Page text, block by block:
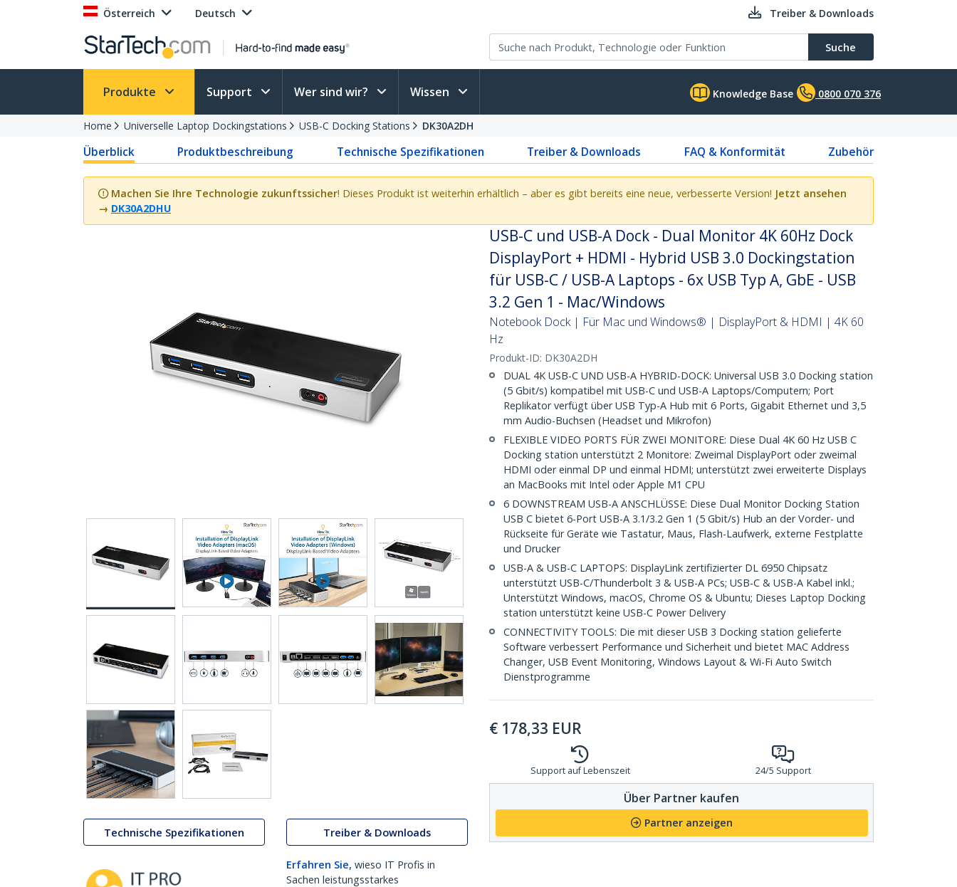
Österreich Deutsch Treiber & Downloads
Suche
Produkte Support Wer sind wir? Wissen Knowledge Base 0800 070 376
Home Universelle Laptop Dockingstations USB-C Docking Stations DK30A2DH
Überblick Produktbeschreibung Technische Spezifikationen Treiber & Downloads FAQ & Konformität Zubehör
Machen Sie Ihre Technologie zukunftssicher! Dieses Produkt ist weiterhin erhältlich – aber es gibt bereits eine neue, verbesserte Version! Jetzt ansehen
→ DK30A2DHU
Technische Spezifikationen Treiber & Downloads
Erfahren Sie, wieso IT Profis in
Sachen leistungsstarkes
USB-C und USB-A Dock - Dual Monitor 4K 60Hz Dock
DisplayPort + HDMI - Hybrid USB 3.0 Dockingstation
für USB-C / USB-A Laptops - 6x USB Typ A, GbE - USB
3.2 Gen 1 - Mac/Windows
Notebook Dock | Für Mac und Windows® | DisplayPort & HDMI | 4K 60
Hz
Produkt-ID: DK30A2DH
DUAL 4K USB-C UND USB-A HYBRID-DOCK: Universal USB 3.0 Docking station
(5 Gbit/s) kompatibel mit USB-C und USB-A Laptops/Computern; Port
Replikator verfügt über USB Typ-A Hub mit 6 Ports, Gigabit Ethernet und 3,5
mm Audio-Buchsen (Headset und Mikrofon)
FLEXIBLE VIDEO PORTS FÜR ZWEI MONITORE: Diese Dual 4K 60 Hz USB C
Docking station unterstützt 2 Monitore: Zweimal DisplayPort oder zweimal
HDMI oder einmal DP und einmal HDMI; unterstützt zwei erweiterte Displays
an MacBooks mit Intel oder Apple M1 CPU
6 DOWNSTREAM USB-A ANSCHLÜSSE: Diese Dual Monitor Docking Station
USB C bietet 6-Port USB-A 3.1/3.2 Gen 1 (5 Gbit/s) Hub an der Vorder- und
Rückseite für Geräte wie Tastatur, Maus, Flash-Laufwerk, externe Festplatte
und Drucker
USB-A & USB-C LAPTOPS: DisplayLink zertifizierter DL 6950 Chipsatz
unterstützt USB-C/Thunderbolt 3 & USB-A PCs; USB-C & USB-A Kabel inkl.;
Unterstützt Windows, macOS, Chrome OS & Ubuntu; Dieses Laptop Docking
station unterstützt keine USB-C Power Delivery
CONNECTIVITY TOOLS: Die mit dieser USB 3 Docking station gelieferte
Software verbessert Performance und Sicherheit und bietet MAC Address
Changer, USB Event Monitoring, Windows Layout & Wi-Fi Auto Switch
Dienstprogramme
€ 178,33 EUR
Support auf Lebenszeit 24/5 Support
Über Partner kaufen
Partner anzeigen